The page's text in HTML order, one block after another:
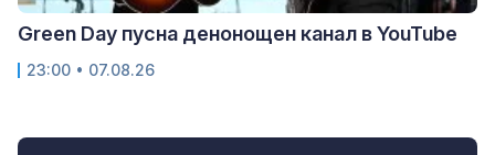
Green Day пусна денонощен канал в YouTube
23:00 • 07.08.26